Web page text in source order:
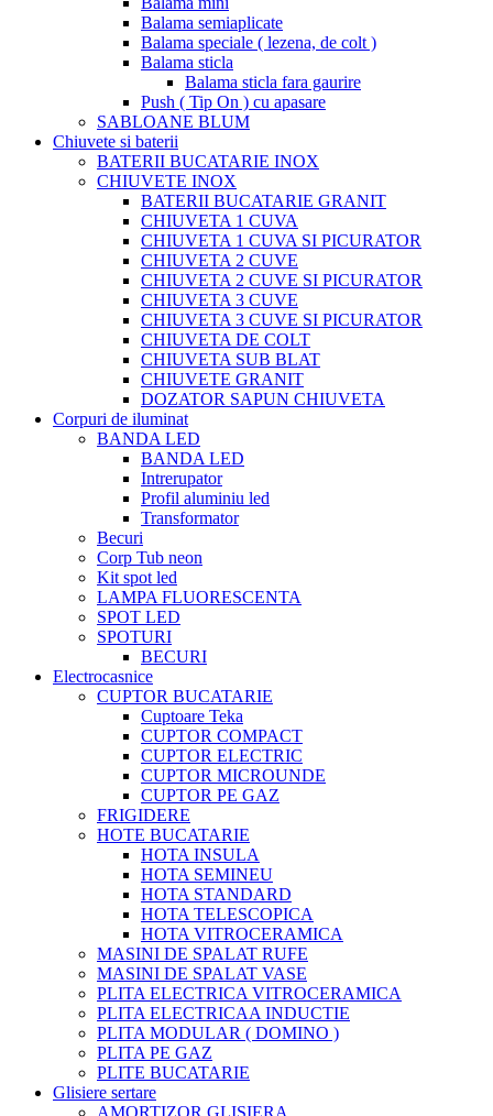
Balama semiaplicate
Balama speciale ( lezena, de colt )
Balama sticla
Balama sticla fara gaurire
Push ( Tip On ) cu apasare
SABLOANE BLUM
Chiuvete si baterii
BATERII BUCATARIE INOX
CHIUVETE INOX
BATERII BUCATARIE GRANIT
CHIUVETA 1 CUVA
CHIUVETA 1 CUVA SI PICURATOR
CHIUVETA 2 CUVE
CHIUVETA 2 CUVE SI PICURATOR
CHIUVETA 3 CUVE
CHIUVETA 3 CUVE SI PICURATOR
CHIUVETA DE COLT
CHIUVETA SUB BLAT
CHIUVETE GRANIT
DOZATOR SAPUN CHIUVETA
Corpuri de iluminat
BANDA LED
BANDA LED
Intrerupator
Profil aluminiu led
Transformator
Becuri
Corp Tub neon
Kit spot led
LAMPA FLUORESCENTA
SPOT LED
SPOTURI
BECURI
Electrocasnice
CUPTOR BUCATARIE
Cuptoare Teka
CUPTOR COMPACT
CUPTOR ELECTRIC
CUPTOR MICROUNDE
CUPTOR PE GAZ
FRIGIDERE
HOTE BUCATARIE
HOTA INSULA
HOTA SEMINEU
HOTA STANDARD
HOTA TELESCOPICA
HOTA VITROCERAMICA
MASINI DE SPALAT RUFE
MASINI DE SPALAT VASE
PLITA ELECTRICA VITROCERAMICA
PLITA ELECTRICAA INDUCTIE
PLITA MODULAR ( DOMINO )
PLITA PE GAZ
PLITE BUCATARIE
Glisiere sertare
AMORTIZOR GLISIERA